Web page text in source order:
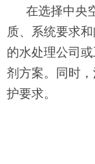
在选择中央
质、系统要求
的水处理公司
剂方案。同时
护要求。